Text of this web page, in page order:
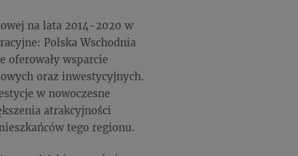
na lata 2014-2020 w
Polska Wschodnia
oferowały wsparcie
oraz inwestycyjnych.
w nowoczesne
atrakcyjności
tego regionu.